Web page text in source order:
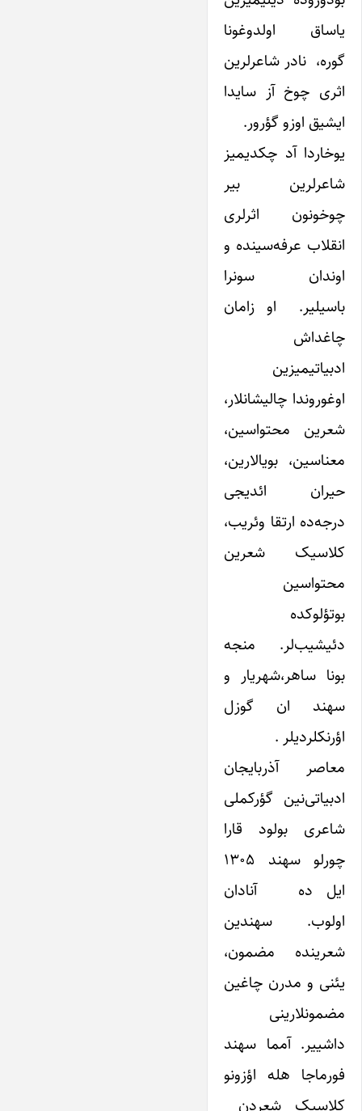
یاساق اولدوغونا
گوره، نادر شاعرلرین
اثری چوخ آز سایدا
ایشیق اوزو گؤرور.
یوخاردا آد چکدیمیز
شاعرلرین بیر
چوخونون اثرلری
انقلاب عرفه‌سینده و
اوندان سونرا
باسیلیر. او زامان
چاغداش
ادبیاتیمیزین
اوغوروندا چالیشانلار،
شعرین محتواسین،
معناسین، بویالارین،
حیران ائدیجی
درجه‌ده ارتقا وئریب،
کلاسیک شعرین
محتواسین
بوتؤلوکده
دئیشیب‌لر. منجه
بونا ساهر،شهریار و
سهند ان گوزل
اؤرنکلردیلر .
معاصر آذربایجان
ادبیاتی‌نین گؤرکملی
شاعری بولود قارا
چورلو سهند ۱۳۰۵
ایل ده آنادان
اولوب. سهندین
شعرینده مضمون،
یئنی و مدرن چاغین
مضمونلارینی
داشییر. آمما سهند
فورماجا هله اؤزونو
کلاسیک شعردن